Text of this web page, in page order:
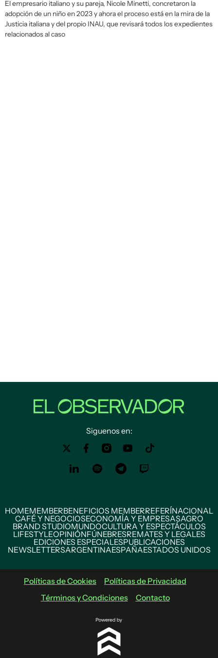
El empresario italiano y su pareja, Nicole Minetti, concretaron la
adopción de un niño en 2023 y ahora el proceso está en la mira de la
Justicia italiana y del propio INAU, que revisará todos los expedientes
relacionados al caso
Siguenos en:
HOMEMEMBERBENEFICIOS MEMBERREFERÍNACIONAL
CAFÉ Y NEGOCIOSECONOMÍA Y EMPRESASAGRO
BRAND STUDIOMUNDOCULTURA Y ESPECTÁCULOS
LIFESTYLEOPINIÓNFÚNEBRESREMATES Y LEGALES
EDICIONES ESPECIALESPUBLICACIONES
NEWSLETTERSARGENTINAESPAÑAESTADOS UNIDOS
Políticas de Cookies
Políticas de Privacidad
Términos y Condiciones
Contacto